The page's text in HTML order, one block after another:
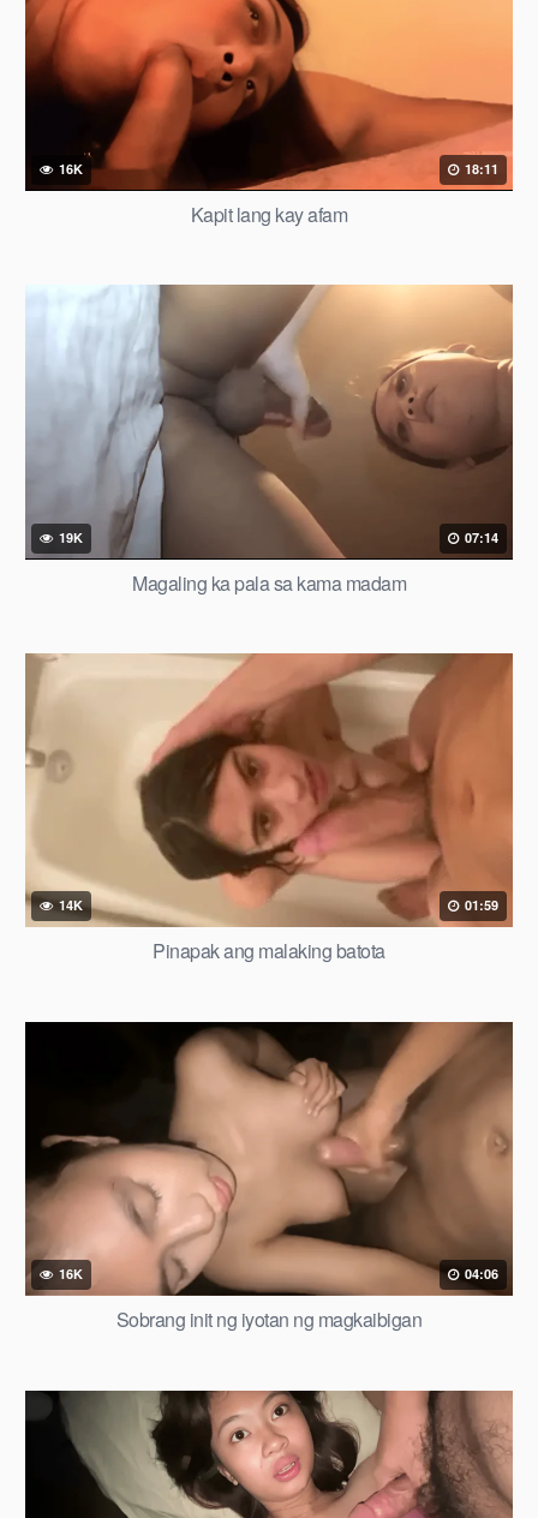
16K 18:11
Kapit lang kay afam
19K 07:14
Magaling ka pala sa kama madam
14K 01:59
Pinapak ang malaking batota
16K 04:06
Sobrang init ng iyotan ng magkaibigan